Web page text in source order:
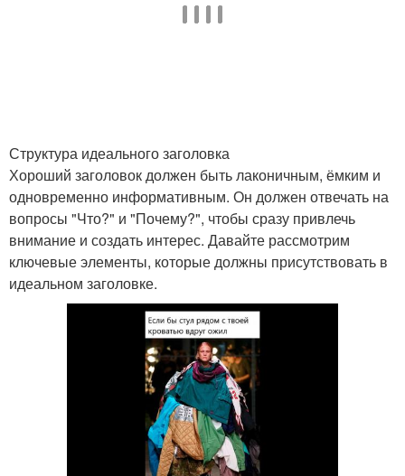
Структура идеального заголовка
Хороший заголовок должен быть лаконичным, ёмким и
одновременно информативным. Он должен отвечать на
вопросы "Что?" и "Почему?", чтобы сразу привлечь
внимание и создать интерес. Давайте рассмотрим
ключевые элементы, которые должны присутствовать в
идеальном заголовке.